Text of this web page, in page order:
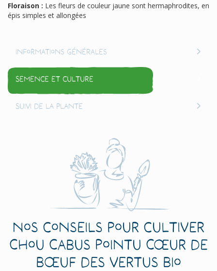
Floraison : Les fleurs de couleur jaune sont hermaphrodites, en
épis simples et allongées
Informations générales
Semence et culture
Suivi de la plante
Nos conseils pour cultiver
Chou Cabus Pointu Cœur de
Bœuf des Vertus Bio